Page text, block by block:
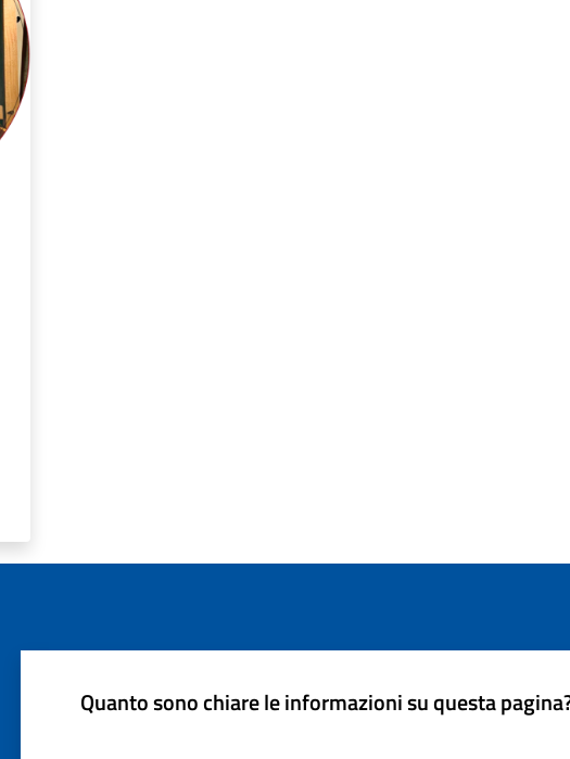
Quanto sono chiare le informazioni su questa